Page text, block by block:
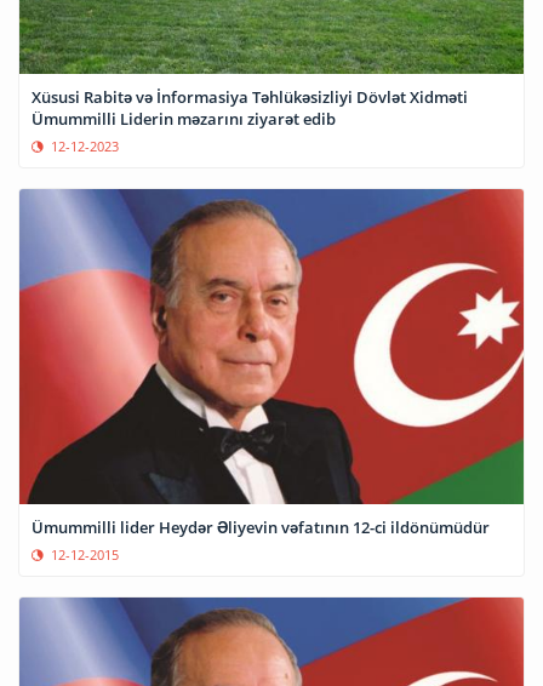
Xüsusi Rabitə və İnformasiya Təhlükəsizliyi Dövlət Xidməti
Ümummilli Liderin məzarını ziyarət edib
12-12-2023
Ümummilli lider Heydər Əliyevin vəfatının 12-ci ildönümüdür
12-12-2015